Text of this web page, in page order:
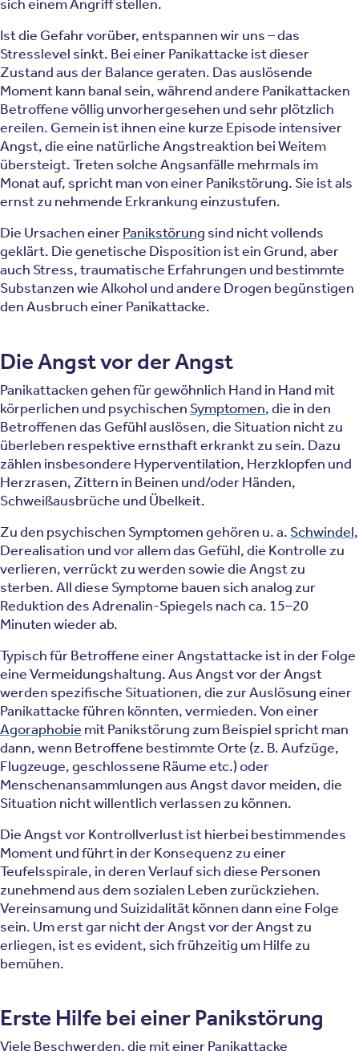
sich einem Angriff stellen.
Ist die Gefahr vorüber, entspannen wir uns – das
Stresslevel sinkt. Bei einer Panikattacke ist dieser
Zustand aus der Balance geraten. Das auslösende
Moment kann banal sein, während andere Panikattacken
Betroffene völlig unvorhergesehen und sehr plötzlich
ereilen. Gemein ist ihnen eine kurze Episode intensiver
Angst, die eine natürliche Angstreaktion bei Weitem
übersteigt. Treten solche Angsanfälle mehrmals im
Monat auf, spricht man von einer Panikstörung. Sie ist als
ernst zu nehmende Erkrankung einzustufen.
Die Ursachen einerPanikstörung sind nicht vollends
geklärt. Die genetische Disposition ist ein Grund, aber
auch Stress, traumatische Erfahrungen und bestimmte
Substanzen wie Alkohol und andere Drogen begünstigen
den Ausbruch einer Panikattacke.
Die Angst vor der Angst
Panikattacken gehen für gewöhnlich Hand in Hand mit
körperlichen und psychischen Symptomen, die in den
Betroffenen das Gefühl auslösen, die Situation nicht zu
überleben respektive ernsthaft erkrankt zu sein. Dazu
zählen insbesondere Hyperventilation, Herzklopfen und
Herzrasen, Zittern in Beinen und/oder Händen,
Schweißausbrüche und Übelkeit.
Zu den psychischen Symptomen gehören u. a. Schwindel,
Derealisation und vor allem das Gefühl, die Kontrolle zu
verlieren, verrückt zu werden sowie die Angst zu
sterben. All diese Symptome bauen sich analog zur
Reduktion des Adrenalin-Spiegels nach ca. 15–20
Minuten wieder ab.
Typisch für Betroffene einer Angstattacke ist in der Folge
eine Vermeidungshaltung. Aus Angst vor der Angst
werden spezifische Situationen, die zur Auslösung einer
Panikattacke führen könnten, vermieden. Von einer
Agoraphobie mit Panikstörung zum Beispiel spricht man
dann, wenn Betroffene bestimmte Orte (z. B. Aufzüge,
Flugzeuge, geschlossene Räume etc.) oder
Menschenansammlungen aus Angst davor meiden, die
Situation nicht willentlich verlassen zu können.
Die Angst vor Kontrollverlust ist hierbei bestimmendes
Moment und führt in der Konsequenz zu einer
Teufelsspirale, in deren Verlauf sich diese Personen
zunehmend aus dem sozialen Leben zurückziehen.
Vereinsamung und Suizidalität können dann eine Folge
sein. Um erst gar nicht der Angst vor der Angst zu
erliegen, ist es evident, sich frühzeitig um Hilfe zu
bemühen.
Erste Hilfe bei einer Panikstörung
Viele Beschwerden, die mit einer Panikattacke